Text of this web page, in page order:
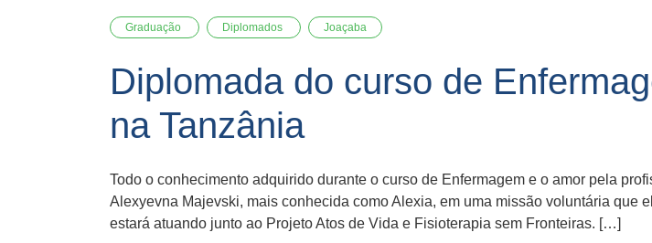
Graduação Diplomados Joaçaba
Diplomada do curso de
na Tanzânia
Todo o conhecimento adquirido durante o curso de Enfermagem e o amor pela
Alexyevna Majevski, mais conhecida como Alexia, em uma missão voluntária que
estará atuando junto ao Projeto Atos de Vida e Fisioterapia sem Fronteiras. […]